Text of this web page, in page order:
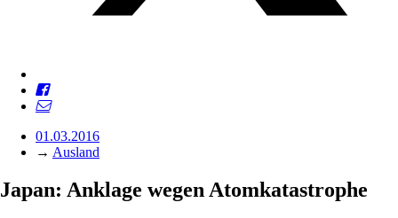
01.03.2016
→ Ausland
Japan: Anklage wegen Atomkatastrophe